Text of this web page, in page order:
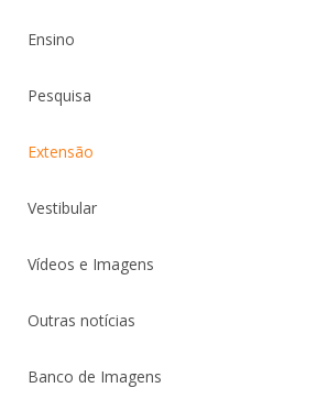
Ensino
Pesquisa
Extensão
Vestibular
Vídeos e Imagens
Outras notícias
Banco de Imagens